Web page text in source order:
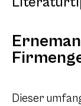
Dieser